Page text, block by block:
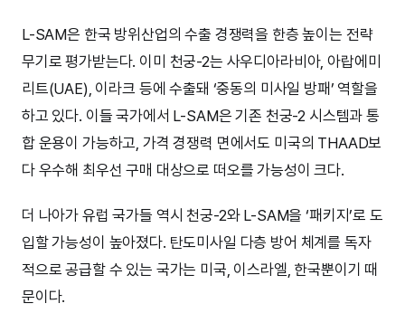
L-SAM은 한국 방위산업의 수출 경쟁력을 한층 높이는 전략
무기로 평가받는다. 이미 천궁-2는 사우디아라비아, 아랍에미
리트(UAE), 이라크 등에 수출돼 ‘중동의 미사일 방패’ 역할을
하고 있다. 이들 국가에서 L-SAM은 기존 천궁-2 시스템과 통
합 운용이 가능하고, 가격 경쟁력 면에서도 미국의 THAAD보
다 우수해 최우선 구매 대상으로 떠오를 가능성이 크다.
더 나아가 유럽 국가들 역시 천궁-2와 L-SAM을 ‘패키지’로 도
입할 가능성이 높아졌다. 탄도미사일 다층 방어 체계를 독자
적으로 공급할 수 있는 국가는 미국, 이스라엘, 한국뿐이기 때
문이다.